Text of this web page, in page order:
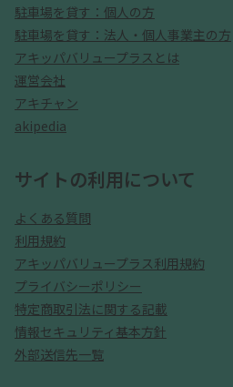
駐車場を貸す：個人の方
駐車場を貸す：法人・個人事業主の方
アキッパバリュープラスとは
運営会社
アキチャン
akipedia
サイトの利用について
よくある質問
利用規約
アキッパバリュープラス利用規約
プライバシーポリシー
特定商取引法に関する記載
情報セキュリティ基本方針
外部送信先一覧